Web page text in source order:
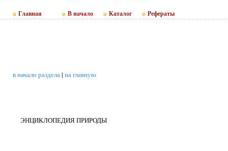
Главная В начало Каталог Рефераты
в начало раздела| на главную
ЭНЦИКЛОПЕДИЯ ПРИРОДЫ